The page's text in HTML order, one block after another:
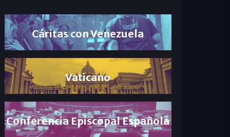
Cáritas con Venezuela
Vaticano
Conferencia Episcopal Española